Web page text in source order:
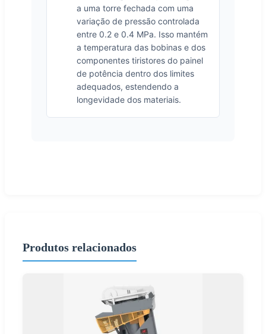
a uma torre fechada com uma
variação de pressão controlada
entre 0.2 e 0.4 MPa. Isso mantém
a temperatura das bobinas e dos
componentes tiristores do painel
de potência dentro dos limites
adequados, estendendo a
longevidade dos materiais.
Produtos relacionados